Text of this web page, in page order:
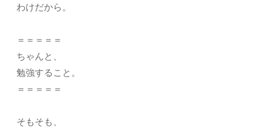
わけだから。
＝＝＝＝＝
ちゃんと、
勉強すること。
＝＝＝＝＝
そもそも、